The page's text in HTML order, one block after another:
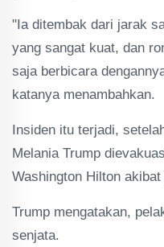
"Ia ditembak dari jarak
yang sangat kuat, dan
saja berbicara
katanya menambahkan.
Insiden itu terjadi,
Melania Trump
Washington Hilton
Trump mengatakan,
senjata.